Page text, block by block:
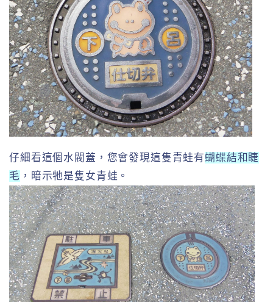
仔細看這個水閥蓋，您會發現這隻青蛙有蝴蝶結和睫
毛 ，暗示牠是隻女青蛙。